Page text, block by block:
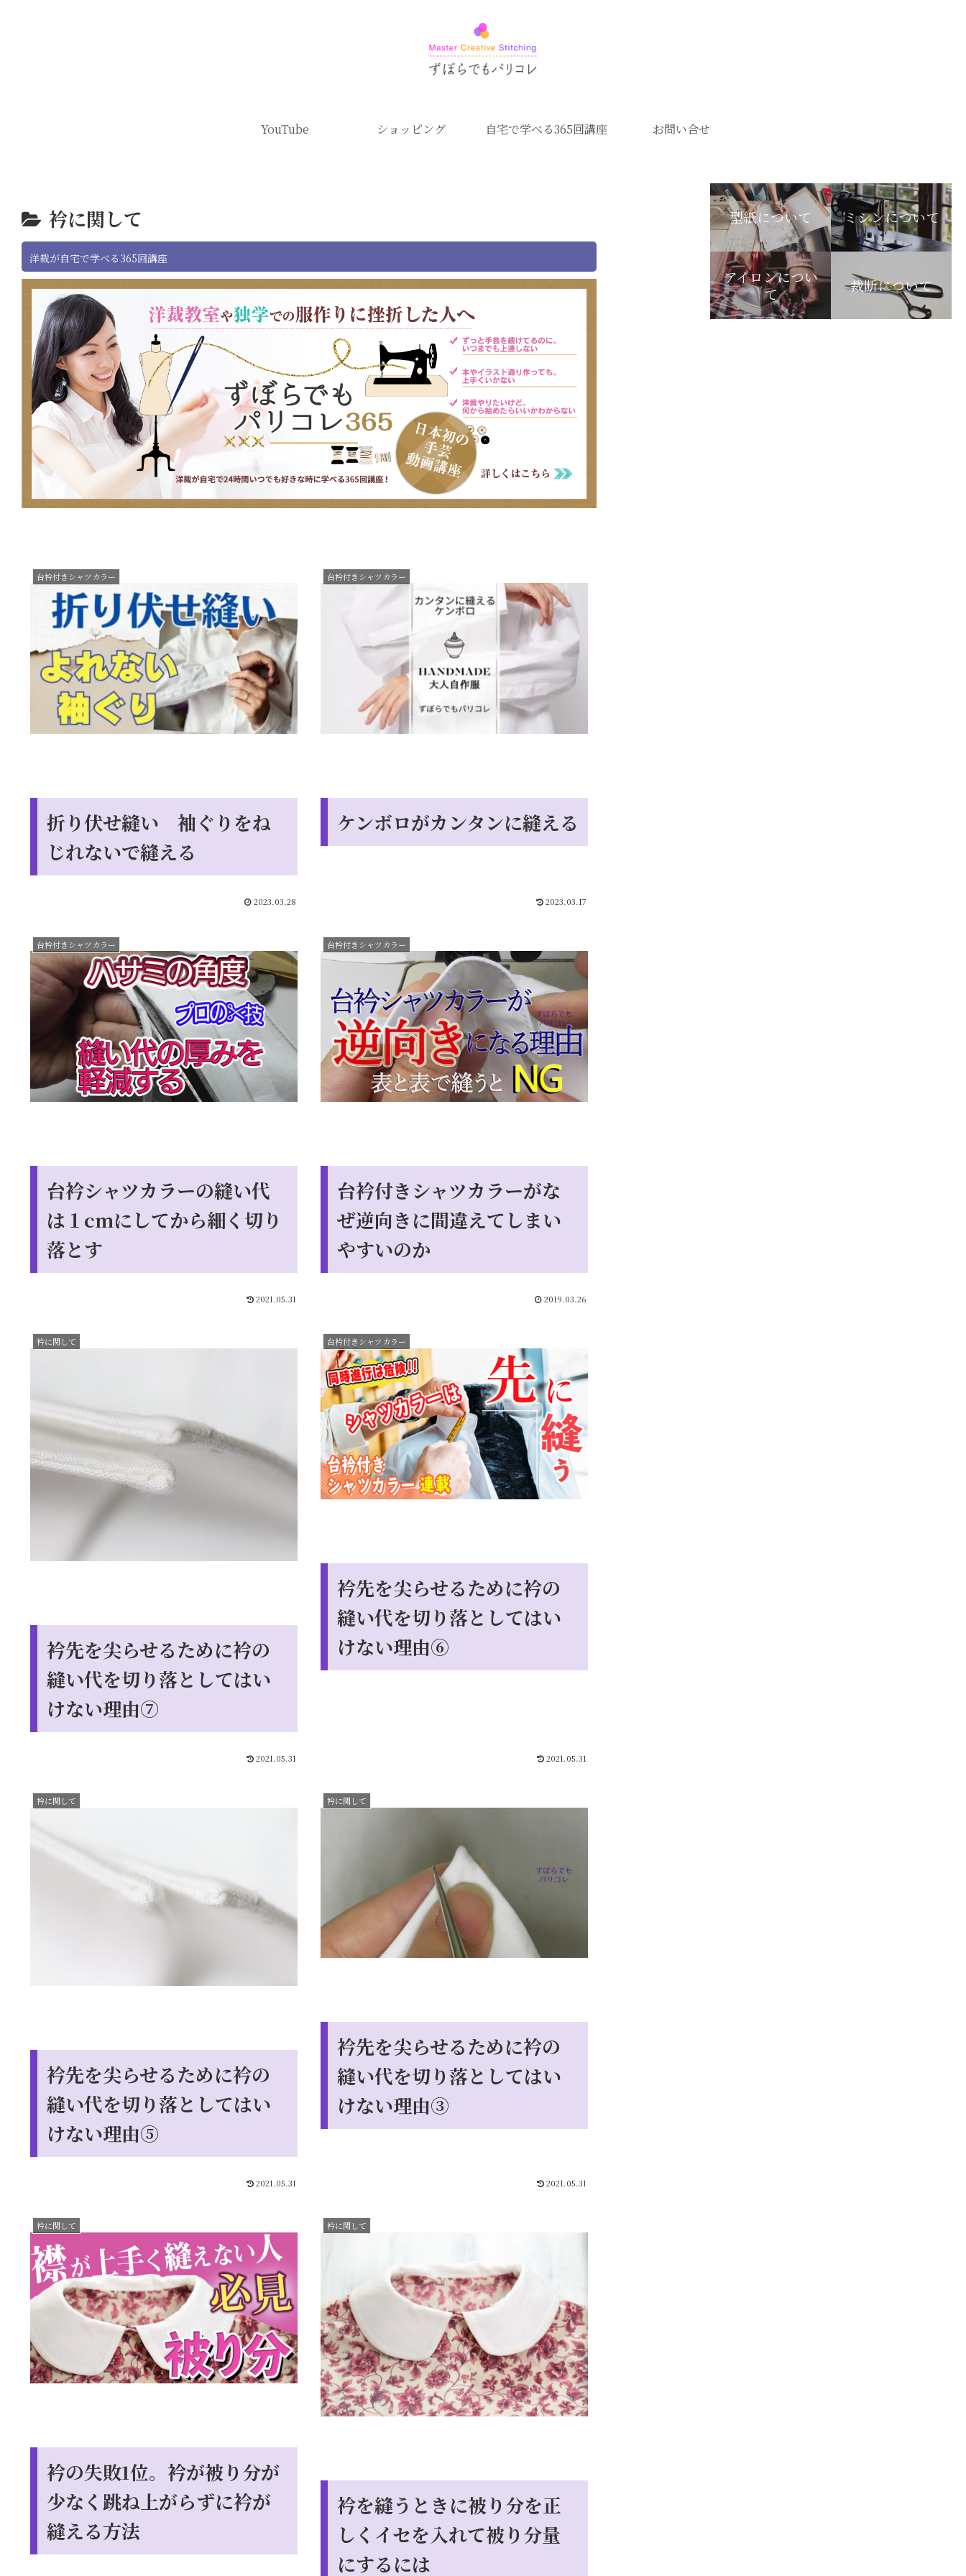
YouTube ショッピング 自宅で学べる365回講座 お問い合せ
衿に関して
洋裁が自宅で学べる365回講座
台衿付きシャツカラー
折り伏せ縫い 袖ぐりをね
じれないで縫える
2023.03.28
台衿付きシャツカラー
ケンボロがカンタンに縫える
2023.03.17
台衿付きシャツカラー
台衿シャツカラーの縫い代
は１cmにしてから細く切り
落とす
2021.05.31
台衿付きシャツカラー
台衿付きシャツカラーがな
ぜ逆向きに間違えてしまい
やすいのか
2019.03.26
衿に関して
衿先を尖らせるために衿の
縫い代を切り落としてはい
けない理由⑦
2021.05.31
台衿付きシャツカラー
衿先を尖らせるために衿の
縫い代を切り落としてはい
けない理由⑥
2021.05.31
衿に関して
衿先を尖らせるために衿の
縫い代を切り落としてはい
けない理由⑤
2021.05.31
衿に関して
衿先を尖らせるために衿の
縫い代を切り落としてはい
けない理由③
2021.05.31
衿に関して
衿の失敗1位。衿が被り分が
少なく跳ね上がらずに衿が
縫える方法
衿に関して
衿を縫うときに被り分を正
しくイセを入れて被り分量
にするには
型紙について ミシンについて
アイロンについ
て
裁断について